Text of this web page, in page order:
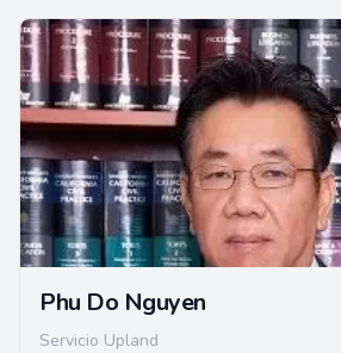
Phu Do Nguyen
Servicio Upland